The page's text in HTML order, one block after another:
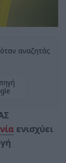
αναζητάς
ενισχύει